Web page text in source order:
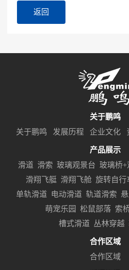
返回
关于鹏鸣
关于鹏鸣
发展历程 企业文化
产品展示
滑道 滑索 玻璃观景台 玻璃桥+
滑翔飞艇 滑翔飞舱 旋转自行
单轨滑道
电动滑道 轨道滑索
萌宠乐园
松鼠部落 索
槽式滑道 丛林穿越
合作区域
合作区域